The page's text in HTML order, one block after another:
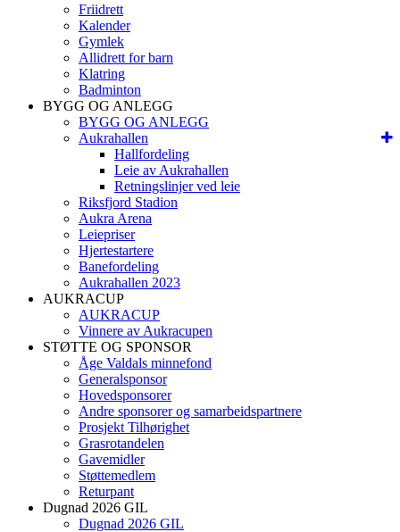
Friidrett
Kalender
Gymlek
Allidrett for barn
Klatring
Badminton
BYGG OG ANLEGG
BYGG OG ANLEGG
Aukrahallen
Hallfordeling
Leie av Aukrahallen
Retningslinjer ved leie
Riksfjord Stadion
Aukra Arena
Leiepriser
Hjertestartere
Banefordeling
Aukrahallen 2023
AUKRACUP
AUKRACUP
Vinnere av Aukracupen
STØTTE OG SPONSOR
Åge Valdals minnefond
Generalsponsor
Hovedsponsorer
Andre sponsorer og samarbeidspartnere
Prosjekt Tilhørighet
Grasrotandelen
Gavemidler
Støttemedlem
Returpant
Dugnad 2026 GIL
Dugnad 2026 GIL